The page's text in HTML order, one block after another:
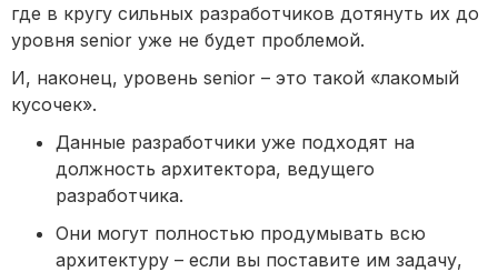
где в кругу сильных разработчиков дотянуть их до
уровня senior уже не будет проблемой.
И, наконец, уровень senior – это такой «лакомый
кусочек».
Данные разработчики уже подходят на
должность архитектора, ведущего
разработчика.
Они могут полностью продумывать всю
архитектуру – если вы поставите им задачу,